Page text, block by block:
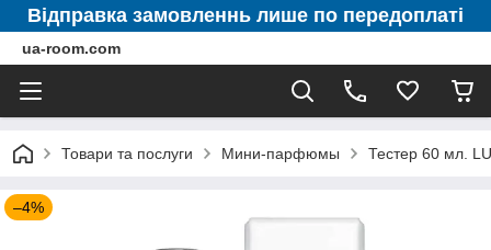
Відправка замовленнь лише по передоплаті
ua-room.com
Товари та послуги Мини-парфюмы Тестер 60 мл.
–4%